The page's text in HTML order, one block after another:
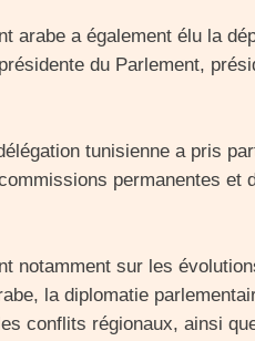
arabe a également élu la
du Parlement,
tunisienne a pris
permanentes et
notamment sur les
la diplomatie
conflits régionaux, ainsi